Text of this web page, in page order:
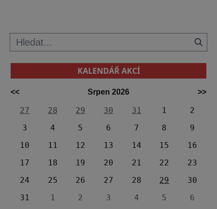
KALENDÁŘ AKCÍ
<< Srpen 2026 >>
27 28 29 30 31 1
2
3
4 5 6 7 8
9
10
11 12 13 14 15
16
17
18 19 20 21 22
23
24
25 26 27 28 29
30
31
1 2 3 4 5 6